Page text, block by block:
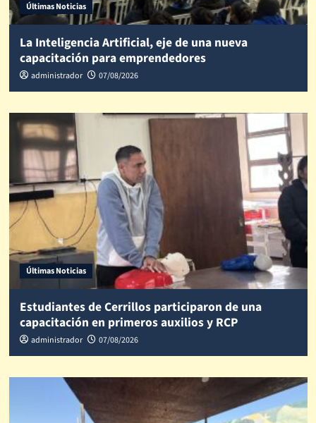
Últimas Noticias
La Inteligencia Artificial, eje de una nueva
capacitación para emprendedores
administrador 07/08/2026
Últimas Noticias
Estudiantes de Cerrillos participaron de una
capacitación en primeros auxilios y RCP
administrador 07/08/2026